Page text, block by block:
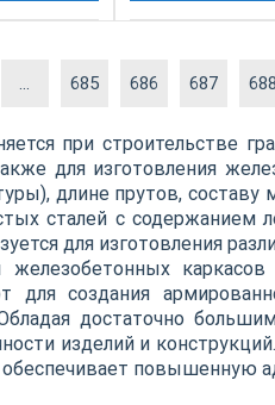
... 685 686 687 688
при строительстве
для изготовления
длине прутов, составу
сталей с
для изготовления
железобетонных
создания
достаточно
изделий и
обеспечивает повышенную